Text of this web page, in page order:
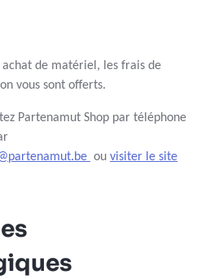
de matériel, les frais de
vous sont offerts.
Partenamut Shop par téléphone
ou visiter le site